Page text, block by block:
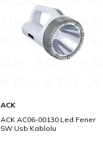
ACK
ACK AC06-00130 Led Fener
5W Usb Kablolu